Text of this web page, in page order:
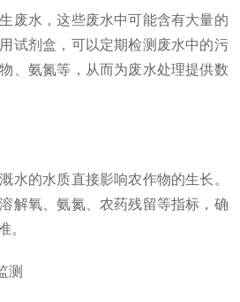
水，这些废水中可能含有大量的
试剂盒，可以定期检测废水中的污
、氨氮等，从而为废水处理提供数
的水质直接影响农作物的生长。
解氧、氨氮、农药残留等指标，确
。
测